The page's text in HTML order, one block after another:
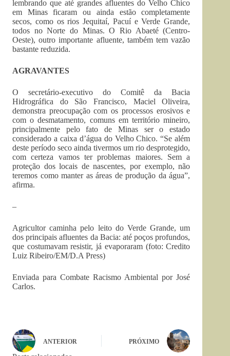
lembrando que até grandes afluentes do Velho Chico
em Minas ficaram ou ainda estão completamente
secos, como os rios Jequitaí, Pacuí e Verde Grande,
todos no Norte do Minas. O Rio Abaeté (Centro-
Oeste), outro importante afluente, também tem vazão
bastante reduzida.
AGRAVANTES
O secretário-executivo do Comitê da Bacia
Hidrográfica do São Francisco, Maciel Oliveira,
demonstra preocupação com os processos erosivos e
com o desmatamento, comuns em território mineiro,
principalmente pelo fato de Minas ser o estado
considerado a caixa d’água do Velho Chico. “Se além
deste período seco ainda tivermos um rio desprotegido,
com certeza vamos ter problemas maiores. Sem a
proteção dos locais de nascentes, por exemplo, não
teremos como manter as áreas de produção da água”,
afirma.
–
Agricultor caminha pelo leito do Verde Grande, um
dos principais afluentes da Bacia: até poços profundos,
que costumavam resistir, já evaporaram (foto: Credito
Luiz Ribeiro/EM/D.A Press)
Enviada para Combate Racismo Ambiental por José
Carlos.
ANTERIOR PRÓXIMO